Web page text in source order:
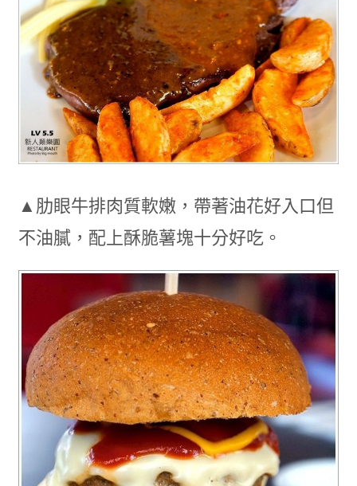
▲肋眼牛排肉質軟嫩，帶著油花好入口但
不油膩，配上酥脆薯塊十分好吃。